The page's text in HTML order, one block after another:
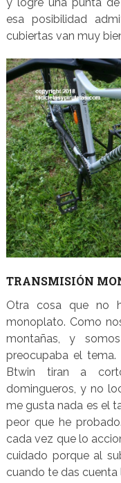
esa posibilidad
cubiertas van muy
TRANSMISIÓN
Otra cosa que no
monoplato. Como
montañas, y
preocupaba el
Btwin tiran a
domingueros, y no
me gusta nada es el
peor que he
cada vez que lo
cuidado porque al
cuando te das cuenta